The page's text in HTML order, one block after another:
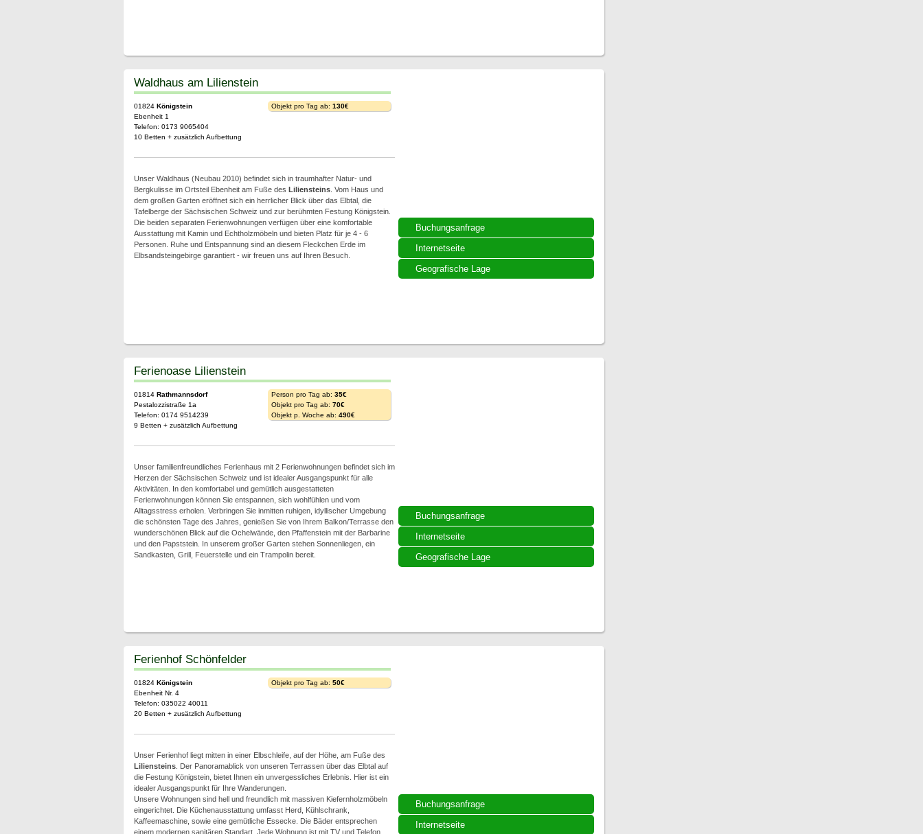
Buchungsanfrage
Internetseite
Geografische Lage
Waldhaus am Lilienstein
01824 Königstein
Ebenheit 1
Telefon: 0173 9065404
10 Betten + zusätzlich Aufbettung
Objekt pro Tag ab: 130€
Unser Waldhaus (Neubau 2010) befindet sich in traumhafter Natur- und
Bergkulisse im Ortsteil Ebenheit am Fuße des Liliensteins. Vom Haus und
dem großen Garten eröffnet sich ein herrlicher Blick über das Elbtal, die
Tafelberge der Sächsischen Schweiz und zur berühmten Festung Königstein.
Die beiden separaten Ferienwohnungen verfügen über eine komfortable
Ausstattung mit Kamin und Echtholzmöbeln und bieten Platz für je 4 - 6
Personen. Ruhe und Entspannung sind an diesem Fleckchen Erde im
Elbsandsteingebirge garantiert - wir freuen uns auf Ihren Besuch.
Buchungsanfrage
Internetseite
Geografische Lage
Ferienoase Lilienstein
01814 Rathmannsdorf
Pestalozzistraße 1a
Telefon: 0174 9514239
9 Betten + zusätzlich Aufbettung
Person pro Tag ab: 35€
Objekt pro Tag ab: 70€
Objekt p. Woche ab: 490€
Unser familienfreundliches Ferienhaus mit 2 Ferienwohnungen befindet sich im
Herzen der Sächsischen Schweiz und ist idealer Ausgangspunkt für alle
Aktivitäten. In den komfortabel und gemütlich ausgestatteten
Ferienwohnungen können Sie entspannen, sich wohlfühlen und vom
Alltagsstress erholen. Verbringen Sie inmitten ruhigen, idyllischer Umgebung
die schönsten Tage des Jahres, genießen Sie von Ihrem Balkon/Terrasse den
wunderschönen Blick auf die Ochelwände, den Pfaffenstein mit der Barbarine
und den Papststein. In unserem großer Garten stehen Sonnenliegen, ein
Sandkasten, Grill, Feuerstelle und ein Trampolin bereit.
Buchungsanfrage
Internetseite
Ferienhof Schönfelder
01824 Königstein
Ebenheit Nr. 4
Telefon: 035022 40011
20 Betten + zusätzlich Aufbettung
Objekt pro Tag ab: 50€
Unser Ferienhof liegt mitten in einer Elbschleife, auf der Höhe, am Fuße des
Liliensteins. Der Panoramablick von unseren Terrassen über das Elbtal auf
die Festung Königstein, bietet Ihnen ein unvergessliches Erlebnis. Hier ist ein
idealer Ausgangspunkt für Ihre Wanderungen.
Unsere Wohnungen sind hell und freundlich mit massiven Kiefernholzmöbeln
eingerichtet. Die Küchenausstattung umfasst Herd, Kühlschrank,
Kaffeemaschine, sowie eine gemütliche Essecke. Die Bäder entsprechen
einem modernen sanitären Standart. Jede Wohnung ist mit TV und Telefon